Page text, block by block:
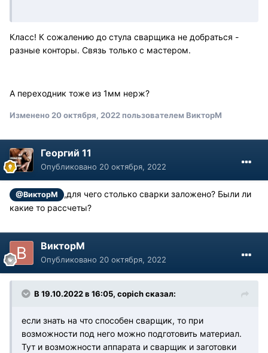
Класс! К сожалению до стула сварщика не добраться -
разные конторы. Связь только с мастером.
А переходник тоже из 1мм нерж?
Изменено 20 октября, 2022пользователем ВикторМ
Георгий 11
Опубликовано 20 октября, 2022
@ВикторМ
,для чего столько сварки заложено? Были ли
какие то рассчеты?
ВикторМ
Опубликовано 20 октября, 2022
В 19.10.2022 в 16:05, copich сказал:
если знать на что способен сварщик, то при
возможности под него можно подготовить материал.
Тут и возможности аппарата и сварщик и заготовки